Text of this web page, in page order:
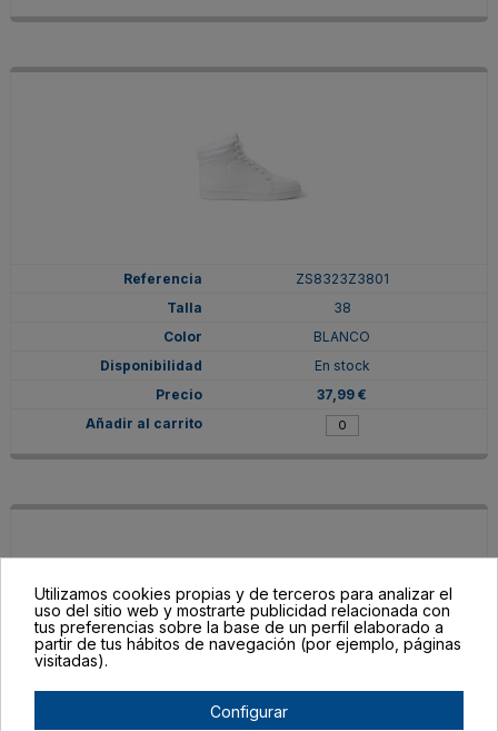
ZS8323Z3801
38
BLANCO
En stock
37,99 €
ZS8323Z380155
Utilizamos cookies propias y de terceros para analizar el
uso del sitio web y mostrarte publicidad relacionada con
tus preferencias sobre la base de un perfil elaborado a
partir de tus hábitos de navegación (por ejemplo, páginas
visitadas).
Configurar